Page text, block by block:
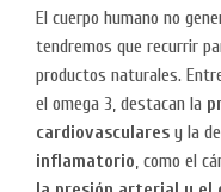
El cuerpo humano no
tendremos que recurrir
productos naturales.
el omega 3, destacan la
cardiovasculares y la de
inflamatorio, como el